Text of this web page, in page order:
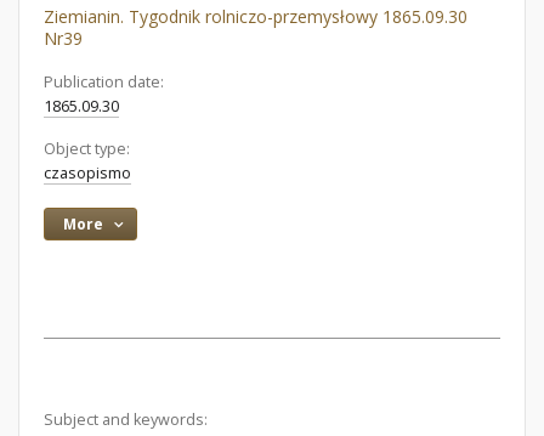
Ziemianin. Tygodnik rolniczo-przemysłowy 1865.09.30
Nr39
Publication date:
1865.09.30
Object type:
czasopismo
More
Subject and keywords: